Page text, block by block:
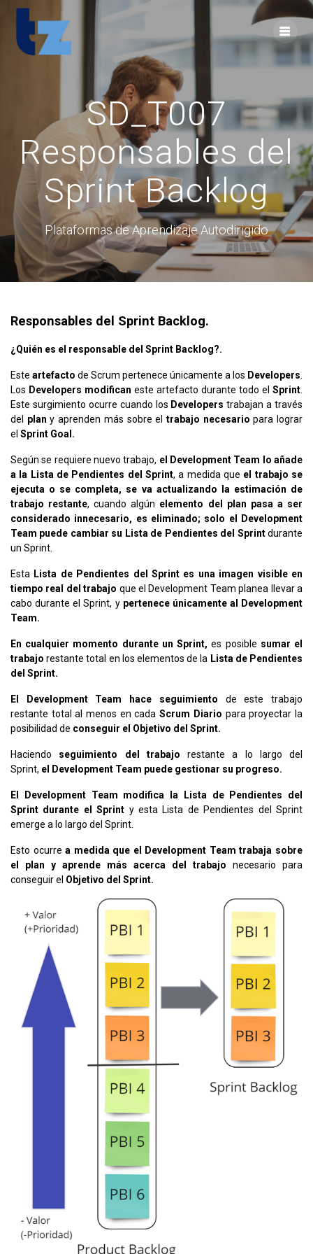
SD_T007
Responsables del
Sprint Backlog
Plataformas de Aprendizaje Autodirigido
Responsables del Sprint Backlog.
¿Quién es el responsable del Sprint Backlog?.
Este artefacto de Scrum pertenece únicamente a los Developers
Los Developers modifican este artefacto durante todo el Sprint
Este surgimiento ocurre cuando los Developers trabajan a través
del plan y aprenden más sobre el trabajo necesario para lograr
el Sprint Goal.
Según se requiere nuevo trabajo, el Development Team lo añade
a la Lista de Pendientes del Sprint, a medida que el trabajo se
ejecuta o se completa, se va actualizando la estimación de
trabajo restante, cuando algún elemento del plan pasa a ser
considerado innecesario, es eliminado; solo el Development
Team puede cambiar su Lista de Pendientes del Sprintdurante
un Sprint.
Esta Lista de Pendientes del Sprint es una imagen visible en
tiempo real del trabajo que el Development Team planea llevar a
cabo durante el Sprint, ypertenece únicamente al Development
Team.
En cualquier momento durante un Sprint, es posible sumar el
trabajo restante total en los elementos de la Lista de Pendientes
del Sprint.
El Development Team hace seguimiento de este trabajo
restante total al menos en cadaScrum Diario para proyectar la
posibilidad de conseguir el Objetivo del Sprint.
Haciendo seguimiento del trabajo restante a lo largo del
Sprint, el Development Team puede gestionar su progreso.
El Development Team modifica la Lista de Pendientes del
Sprint durante el Sprint y esta Lista de Pendientes del Sprint
emerge a lo largo del Sprint.
Esto ocurrea medida que el Development Team trabaja sobre
el plan y aprende más acerca del trabajo necesario para
conseguir el Objetivo del Sprint.